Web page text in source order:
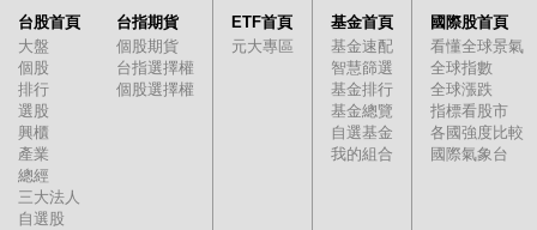
台股首頁
大盤
個股
排行
選股
興櫃
產業
總經
三大法人
自選股
台指期貨
個股期貨
台指選擇權
個股選擇權
ETF首頁
元大專區
基金首頁
基金速配
智慧篩選
基金排行
基金總覽
自選基金
我的組合
國際股首頁
看懂全球景氣
全球指數
全球漲跌
指標看股市
各國強度比較
國際氣象台